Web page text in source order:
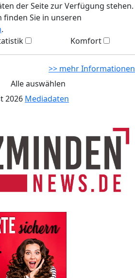
der Seite zur Verfügung stehen.
Sie in unseren
.
Komfort
>> mehr Informationen
Alle auswählen
2026 Mediadaten